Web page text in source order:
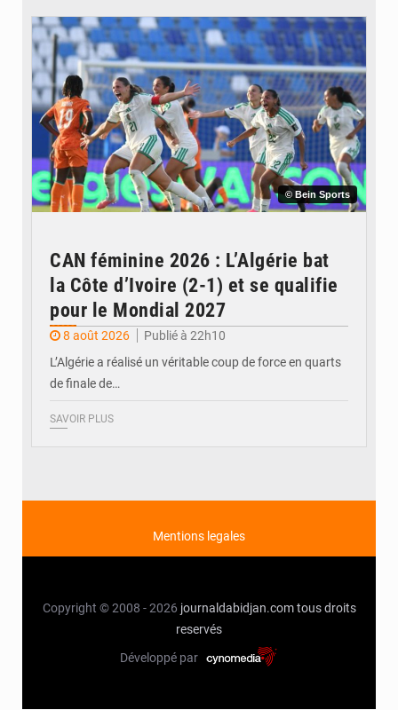
© Bein Sports
CAN féminine 2026 : L’Algérie bat
la Côte d’Ivoire (2-1) et se qualifie
pour le Mondial 2027
8 août 2026
Publié à 22h10
L’Algérie a réalisé un véritable coup de force en quarts
de finale de…
SAVOIR PLUS
Mentions legales
Copyright © 2008 - 2026 journaldabidjan.com tous droits
reservés
Développé par